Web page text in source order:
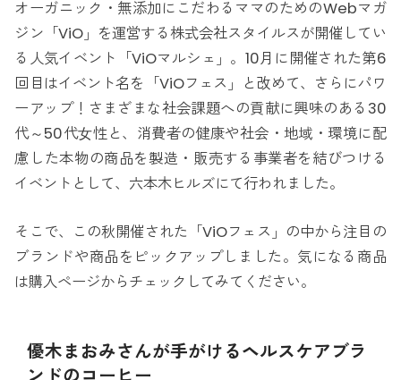
オーガニック・無添加にこだわるママのためのWebマガ
ジン「ViO」を運営する株式会社スタイルスが開催してい
る人気イベント「ViOマルシェ」。10月に開催された第6
回目はイベント名を「ViOフェス」と改めて、さらにパワ
ーアップ！さまざまな社会課題への貢献に興味のある30
代～50代⼥性と、消費者の健康や社会・地域・環境に配
慮した本物の商品を製造・販売する事業者を結びつける
イベントとして、六本木ヒルズにて行われました。
そこで、この秋開催された「ViOフェス」の中から注目の
ブランドや商品をピックアップしました。気になる商品
は購入ページからチェックしてみてください。
優木まおみさんが手がけるヘルスケアブラ